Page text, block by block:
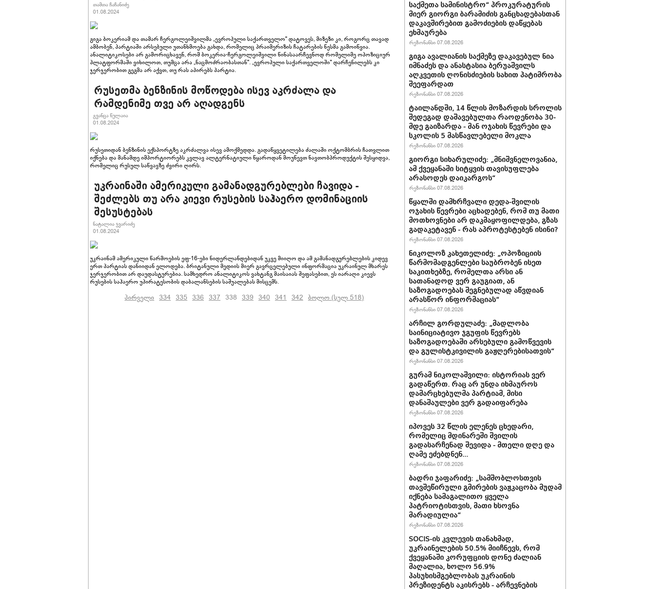
თამთა ჩაჩანიძე
01.08.2024
გიგა ბოკერიამ და თამარ ჩერგოლეიშვილმა „ევროპული საქართველო" დატოვეს, მიზეზი კი, როგორც თავად
ამბობენ, პარტიაში არსებული უთანხმოება გახდა, რომელიც პრაიმერიზის ჩატარების წესმა გამოიწვია.
ანალიტიკოსები არ გამორიცხავენ, რომ ბოკერია-ჩერგოლეიშვილი წინასაარჩევნოდ რომელიმე ოპოზიციურ
პლატფორმაში ვიხილოთ, თუმცა არა „ნაცმოძრაობასთან". „ევროპული საქართველოში" დარჩენილებს კი
ჯერჯერობით გეგმა არ აქვთ, თუ რას აპირებს პარტია.
რუსეთმა ბენზინის მოწოდება ისევ აკრძალა და
რამდენიმე თვე არ აღადგენს
გვანცა წულაია
01.08.2024
რუსეთიდან ბენზინის ექსპორტზე აკრძალვა ისევ ამოქმედდა. გადაწყვეტილება ძალაში ოქტომბრის ჩათვლით
იქნება და მანამდე იმპორტიორებს კვლავ ალტერნატიული წყაროდან მოუწევთ ნავთობპროდუქტის შესყიდვა,
რომელიც რუსულ საწვავზე ძვირი ღირს.
უკრაინაში ამერიკული გამანადგურებლები ჩავიდა -
შეძლებს თუ არა კიევი რუსების საჰაერო დომინაციის
შესუსტებას
ნატალია ჯვარიძე
01.08.2024
უკრაინამ ამერიკული წარმოების ეფ-16-ები ნიდერლანდებიდან უკვე მიიღო და ამ გამანადგურებლების კიდევ
ერთ პარტიას დანიიდან ელოდება. ბრიტანული მედიის მიერ გავრცელებული ინფორმაცია უკრაინულ მხარეს
ჯერჯერობით არ დაუდასტურებია. სამხედრო ანალიტიკოს ვახტანგ მაისაიას შეფასებით, ეს იარაღი კიევს
რუსების საჰაერო უპირატესობის დაბალანსების საშუალებას მისცემს.
პირველი 334 335 336 337 338 339 340 341 342 ბოლო (სულ 518)
საქმეთა სამინისტრო“ პროკურატურის
მიერ გიორგი ბარამიძის განცხადებასთან
დაკავშირებით გამოძიების დაწყებას
ეხმაურება
რეზონანსი 07.08.2026
გიგა ავალიანის საქმეზე დაკავებულ ნია
იმნაძეს და ანასტასია ბერუაშვილს
აღკვეთის ღონისძიების სახით პატიმრობა
შეეფარდათ
რეზონანსი 07.08.2026
ტაილანდში, 14 წლის მოზარდის სროლის
შედეგად დაშავებულთა რაოდენობა 30-
მდე გაიზარდა - მან ოჯახის წევრები და
სკოლის 5 მასწავლებელი მოკლა
რეზონანსი 07.08.2026
გიორგი სიხარულიძე: „მნიშვნელოვანია,
ამ ქვეყანაში სიტყვის თავისუფლება
არასოდეს დაიკარგოს“
რეზონანსი 07.08.2026
წყალში დამხრჩვალი დედა-შვილის
ოჯახის წევრები აცხადებენ, რომ თუ მათი
მოთხოვნები არ დაკმაყოფილდება, გზას
გადაკეტავენ - რას აპროტესტებენ ისინი?
რეზონანსი 07.08.2026
ნიკოლოზ კახეთელიძე: „ოპოზიციის
წარმომადგენლები საუბრობენ ისეთ
საკითხებზე, რომელთა არსი ან
სათანადოდ ვერ გაუგიათ, ან
საზოგადოებას შეგნებულად აწვდიან
არასწორ ინფორმაციას“
რეზონანსი 07.08.2026
არჩილ გორდულაძე: „მადლობა
საინიციატივო ჯგუფის წევრებს
საზოგადოებაში არსებული გამოწვევის
და გულისტკივილის გაჟღერებისათვის“
რეზონანსი 07.08.2026
გურამ ნიკოლაშვილი: ისტორიას ვერ
გადაწერთ. რაც არ უნდა იხმაუროს
დამარცხებულმა პარტიამ, მისი
დანაშაულები ვერ გადაიფარება
რეზონანსი 07.08.2026
იპოვეს 32 წლის ელენეს ცხედარი,
რომელიც მდინარეში შვილის
გადასარჩენად შევიდა - მთელი დღე და
ღამე ეძებდნენ...
რეზონანსი 07.08.2026
ბადრი ჯაფარიძე: „სამშობლოსთვის
თავშეწირული გმირების ვაჟკაცობა მუდამ
იქნება სამაგალითო ყველა
პატრიოტისთვის, მათი ხსოვნა
მარადიულია“
რეზონანსი 07.08.2026
SOCIS-ის კვლევის თანახმად,
უკრაინელების 50.5% მიიჩნევს, რომ
ქვეყანაში კორუფციის დონე ძალიან
მაღალია, ხოლო 56.9%
პასუხისმგებლობას უკრაინის
პრეზიდენტს აკისრებს - არჩევნების